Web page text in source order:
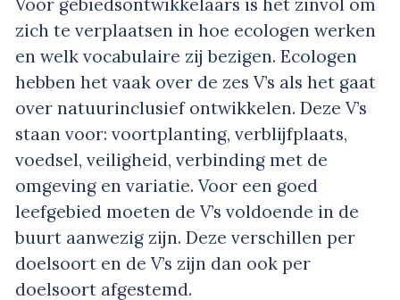
Voor gebiedsontwikkelaars is het zinvol om
zich te verplaatsen in hoe ecologen werken
en welk vocabulaire zij bezigen. Ecologen
hebben het vaak over de zes V’s als het gaat
over natuurinclusief ontwikkelen. Deze V’s
staan voor: voortplanting, verblijfplaats,
voedsel, veiligheid, verbinding met de
omgeving en variatie. Voor een goed
leefgebied moeten de V’s voldoende in de
buurt aanwezig zijn. Deze verschillen per
doelsoort en de V’s zijn dan ook per
doelsoort afgestemd.